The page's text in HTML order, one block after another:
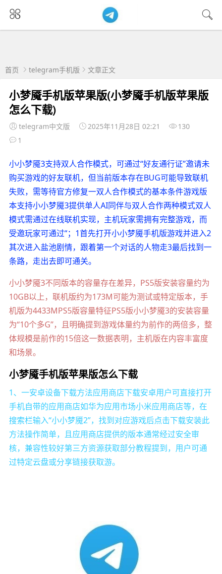
首页 telegram手机版 文章正文
小梦魇手机版苹果版(小梦魇手机版苹果版
怎么下载)
telegram中文版 2025年11月28日 02:21
130
1
小小梦魇3支持双人合作模式，可通过“好友通行证”邀请未
购买游戏的好友联机，但当前版本存在BUG可能导致联机
失败，需等待官方修复一双人合作模式的基本条件游戏版
本支持小小梦魇3提供单人AI同伴与双人合作两种模式双人
模式需通过在线联机实现，主机玩家需拥有完整游戏，而
受邀玩家可通过“；1首先打开小小梦魇手机版游戏并进入2
其次进入盐池剧情，跟着第一个对话的人物走3最后找到一
条路，走出去即可通关。
小小梦魇3不同版本的容量存在差异，PS5版安装容量约为
10GB以上，联机版约为173M可能为测试或特定版本，手
机版为4433MPS5版容量特征PS5版小小梦魇3的安装容量
为“10个多G”，且明确提到游戏体量约为前作的两倍多，整
体规模是前作的15倍这一数据表明，主机版在内容丰富度
和场景。
小梦魇手机版苹果版怎么下载
1、一安卓设备下载方法应用商店下载安卓用户可直接打开
手机自带的应用商店如华为应用市场小米应用商店等，在
搜索栏输入“小小梦魇2”，找到对应游戏后点击下载安装此
方法操作简单，且应用商店提供的版本通常经过安全审
核，兼容性较好第三方资源获取部分教程提到，用户可通
过特定云盘或分享链接获取游。